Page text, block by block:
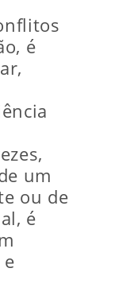
é
um
ou de
é